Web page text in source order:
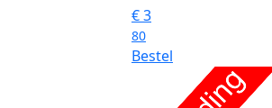
€3
80
Bestel